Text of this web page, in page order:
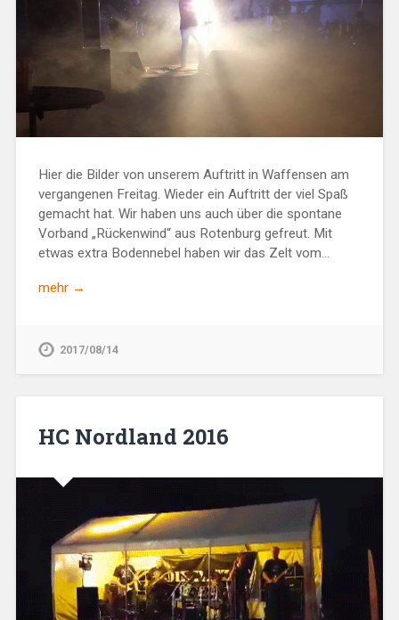
Hier die Bilder von unserem Auftritt in Waffensen am
vergangenen Freitag. Wieder ein Auftritt der viel Spaß
gemacht hat. Wir haben uns auch über die spontane
Vorband „Rückenwind“ aus Rotenburg gefreut. Mit
etwas extra Bodennebel haben wir das Zelt vom…
mehr →
2017/08/14
HC Nordland 2016